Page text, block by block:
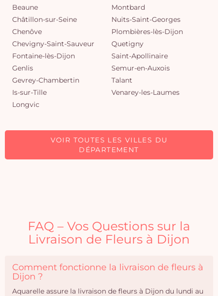
Beaune
Châtillon-sur-Seine
Chenôve
Chevigny-Saint-Sauveur
Fontaine-lès-Dijon
Genlis
Gevrey-Chambertin
Is-sur-Tille
Longvic
Montbard
Nuits-Saint-Georges
Plombières-lès-Dijon
Quetigny
Saint-Apollinaire
Semur-en-Auxois
Talant
Venarey-les-Laumes
VOIR TOUTES LES VILLES DU
DÉPARTEMENT
FAQ – Vos Questions sur la
Livraison de Fleurs à Dijon
Comment fonctionne la livraison de fleurs à
Dijon ?
Aquarelle assure la livraison de fleurs à Dijon du lundi au